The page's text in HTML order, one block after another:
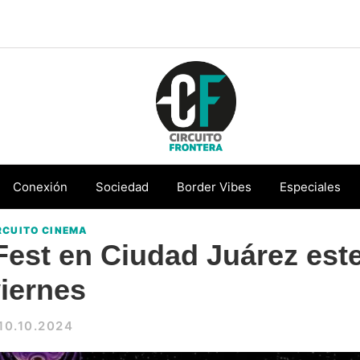
Conéctate
con
la
Conexión Sociedad Border Vibes Especiales
CINEMA
en Ciudad Juárez